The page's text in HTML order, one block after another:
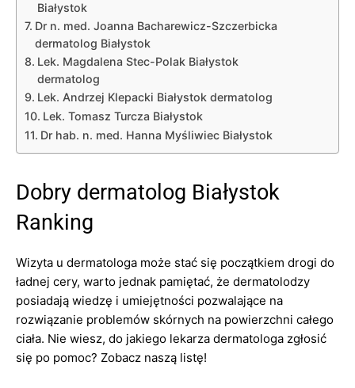
Białystok
Dr n. med. Joanna Bacharewicz-Szczerbicka
dermatolog Białystok
Lek. Magdalena Stec-Polak Białystok
dermatolog
Lek. Andrzej Klepacki Białystok dermatolog
Lek. Tomasz Turcza Białystok
Dr hab. n. med. Hanna Myśliwiec Białystok
Dobry dermatolog Białystok
Ranking
Wizyta u dermatologa może stać się początkiem drogi do
ładnej cery, warto jednak pamiętać, że dermatolodzy
posiadają wiedzę i umiejętności pozwalające na
rozwiązanie problemów skórnych na powierzchni całego
ciała. Nie wiesz, do jakiego lekarza dermatologa zgłosić
się po pomoc? Zobacz naszą listę!